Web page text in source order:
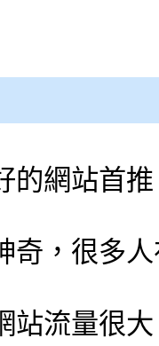
的網站首
奇，很多
站流量很